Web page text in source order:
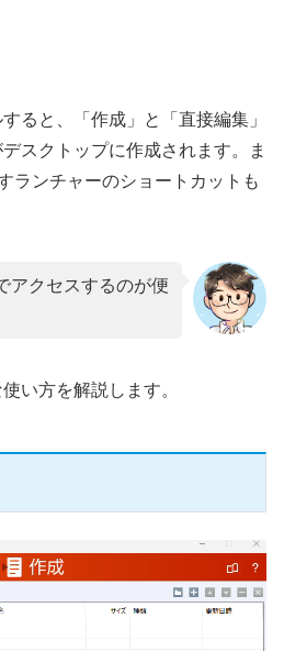
ると、「作成」と「直接編集」
スクトップに作成されます。ま
ランチャーのショートカットも
アクセスするのが便
い方を解説します。